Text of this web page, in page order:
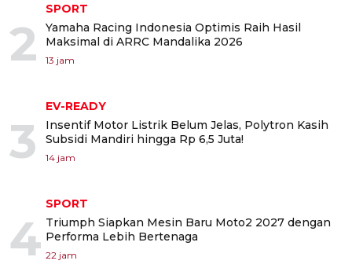
2
SPORT
Yamaha Racing Indonesia Optimis Raih Hasil
Maksimal di ARRC Mandalika 2026
13 jam
3
EV-READY
Insentif Motor Listrik Belum Jelas, Polytron Kasih
Subsidi Mandiri hingga Rp 6,5 Juta!
14 jam
4
SPORT
Triumph Siapkan Mesin Baru Moto2 2027 dengan
Performa Lebih Bertenaga
22 jam